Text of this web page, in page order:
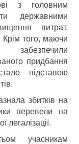
з головним
державними
витрат,
Крім того, маючи
забезпечили
придбання
підставою
збитків на
перевели на
легалізації.
учасникам